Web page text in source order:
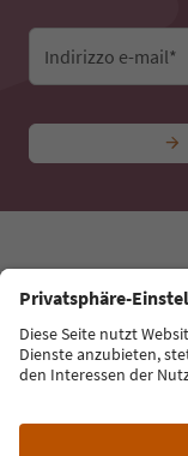
Indirizzo e-mail*